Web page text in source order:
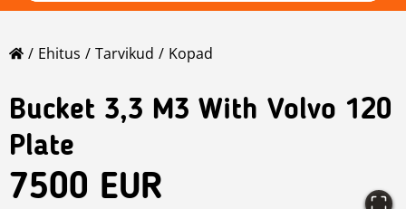
Ehitus Tarvikud Kopad
Bucket 3,3 M3 With Volvo 120
Plate
7500 EUR